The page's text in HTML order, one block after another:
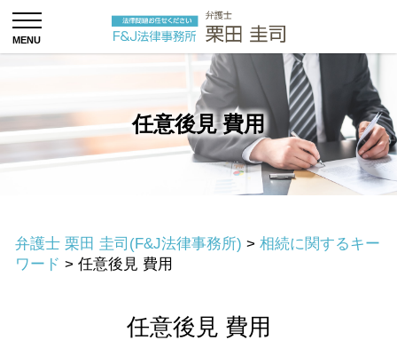
任意後見 費用
弁護士 栗田 圭司(F&J法律事務所) > 相続に関するキー
ワード > 任意後見 費用
任意後見 費用